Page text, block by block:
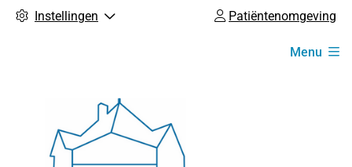
Instellingen Patiëntenomgeving
Menu